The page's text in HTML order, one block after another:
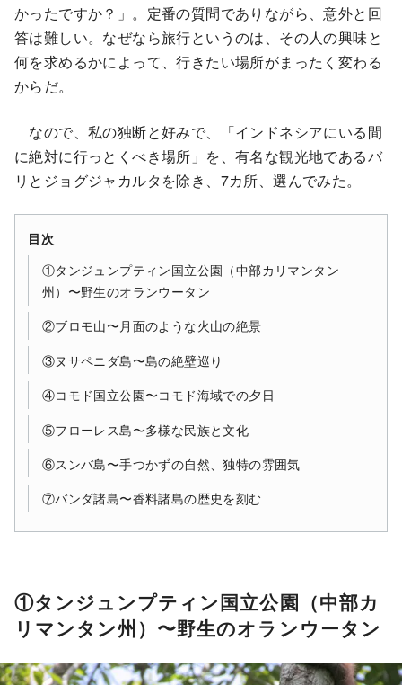
かったですか？」。定番の質問でありながら、意外と回
答は難しい。なぜなら旅行というのは、その人の興味と
何を求めるかによって、行きたい場所がまったく変わる
からだ。
なので、私の独断と好みで、「インドネシアにいる間
に絶対に行っとくべき場所」を、有名な観光地であるバ
リとジョグジャカルタを除き、7カ所、選んでみた。
目次
①タンジュンプティン国立公園（中部カリマンタン
州）〜野生のオランウータン
②ブロモ山〜月面のような火山の絶景
③ヌサペニダ島〜島の絶壁巡り
④コモド国立公園〜コモド海域での夕日
⑤フローレス島〜多様な民族と文化
⑥スンバ島〜手つかずの自然、独特の雰囲気
⑦バンダ諸島〜香料諸島の歴史を刻む
①タンジュンプティン国立公園（中部カ
リマンタン州）〜野生のオランウータン